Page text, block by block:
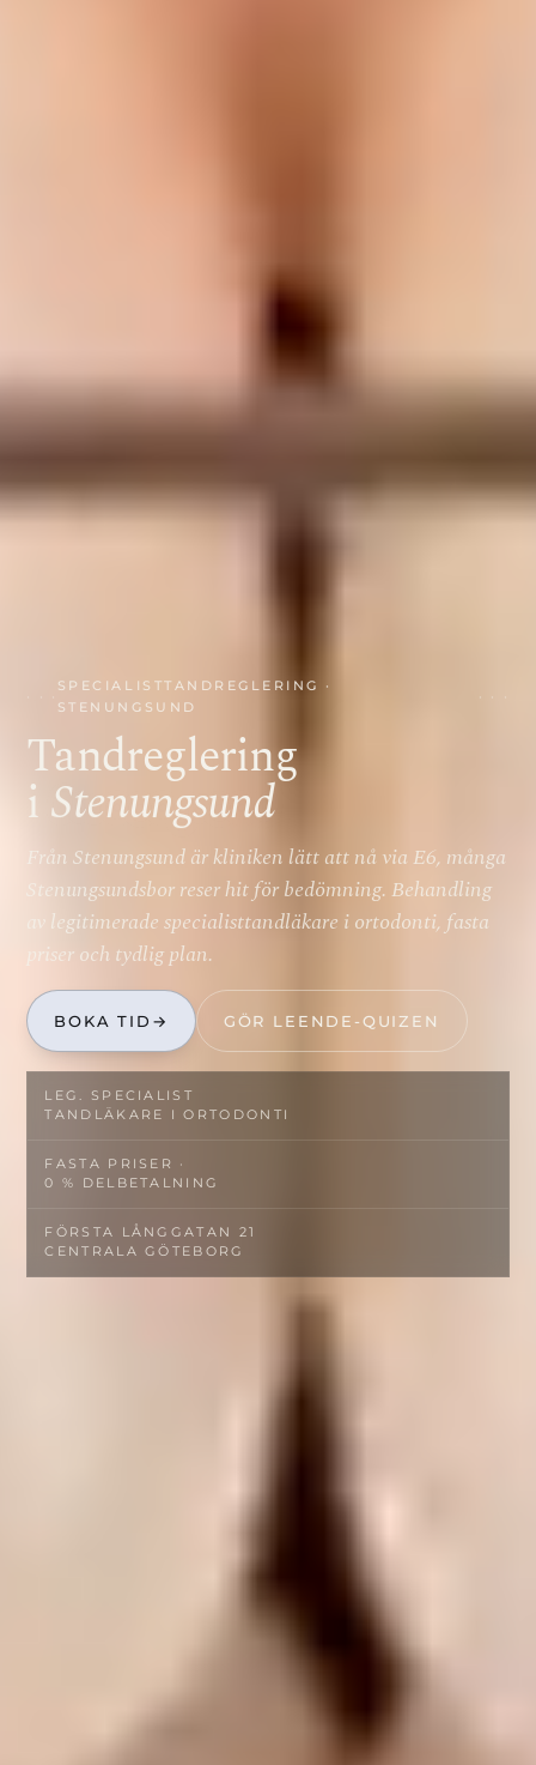
SPECIALISTTANDREGLERING ·
STENUNGSUND
Tandreglering
iStenungsund
Från Stenungsund är kliniken lätt att nå via E6, många
Stenungsundsbor reser hit för bedömning. Behandling
av legitimerade specialisttandläkare i ortodonti, fasta
priser och tydlig plan.
BOKA TID → GÖR LEENDE-QUIZEN
LEG. SPECIALIST­
TANDLÄKARE I ORTODONTI
FASTA PRISER ·
0 % DELBETALNING
FÖRSTA LÅNGGATAN 21
CENTRALA GÖTEBORG